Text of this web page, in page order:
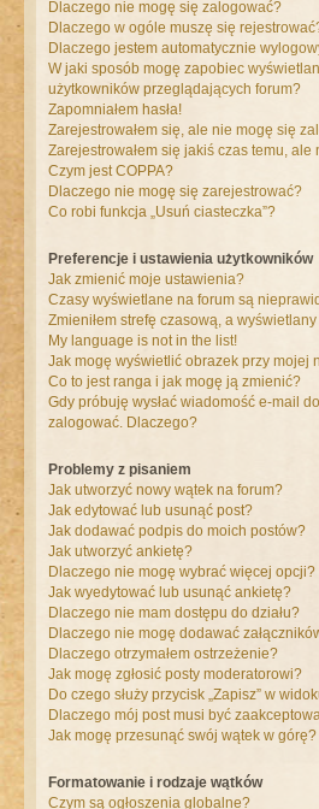
Dlaczego nie mogę się zalogować?
Dlaczego w ogóle muszę się
Dlaczego jestem automatycznie
W jaki sposób mogę zapobiec
użytkowników przeglądających forum?
Zapomniałem hasła!
Zarejestrowałem się, ale nie mogę się
Zarejestrowałem się jakiś czas temu,
Czym jest COPPA?
Dlaczego nie mogę się zarejestrować?
Co robi funkcja „Usuń ciasteczka”?
Preferencje i ustawienia użytkowników
Jak zmienić moje ustawienia?
Czasy wyświetlane na forum są
Zmieniłem strefę czasową, a
My language is not in the list!
Jak mogę wyświetlić obrazek przy mojej
Co to jest ranga i jak mogę ją zmienić?
Gdy próbuję wysłać wiadomość e-mail
zalogować. Dlaczego?
Problemy z pisaniem
Jak utworzyć nowy wątek na forum?
Jak edytować lub usunąć post?
Jak dodawać podpis do moich postów?
Jak utworzyć ankietę?
Dlaczego nie mogę wybrać więcej opcji?
Jak wyedytować lub usunąć ankietę?
Dlaczego nie mam dostępu do działu?
Dlaczego nie mogę dodawać
Dlaczego otrzymałem ostrzeżenie?
Jak mogę zgłosić posty moderatorowi?
Do czego służy przycisk „Zapisz” w
Dlaczego mój post musi być
Jak mogę przesunąć swój wątek w górę?
Formatowanie i rodzaje wątków
Czym są ogłoszenia globalne?